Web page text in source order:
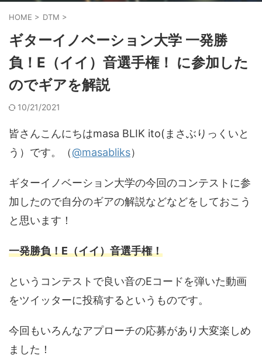
HOME > DTM >
ギターイノベーション大学 一発勝
負！E（イイ）音選手権！ に参加した
のでギアを解説
10/21/2021
皆さんこんにちはmasa BLIK ito(まさぶりっくいと
う）です。（@masabliks）
ギターイノベーション大学の今回のコンテストに参
加したので自分のギアの解説などなどをしておこう
と思います！
一発勝負！E（イイ）音選手権！
というコンテストで良い音のEコードを弾いた動画
をツイッターに投稿するというものです。
今回もいろんなアプローチの応募があり大変楽しめ
ました！